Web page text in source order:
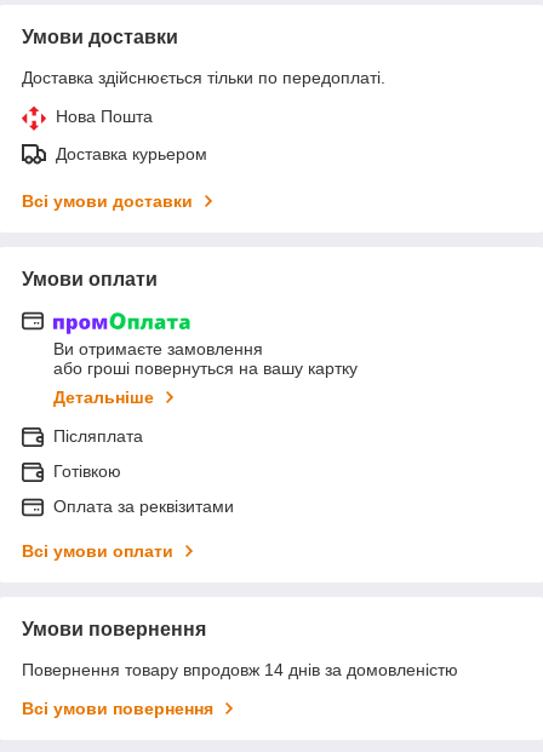
Умови доставки
Доставка здійснюється тільки по передоплаті.
Нова Пошта
Доставка курьером
Всі умови доставки
Умови оплати
Ви отримаєте замовлення
або гроші повернуться на вашу картку
Детальніше
Післяплата
Готівкою
Оплата за реквізитами
Всі умови оплати
Умови повернення
Повернення товару впродовж 14 днів за домовленістю
Всі умови повернення